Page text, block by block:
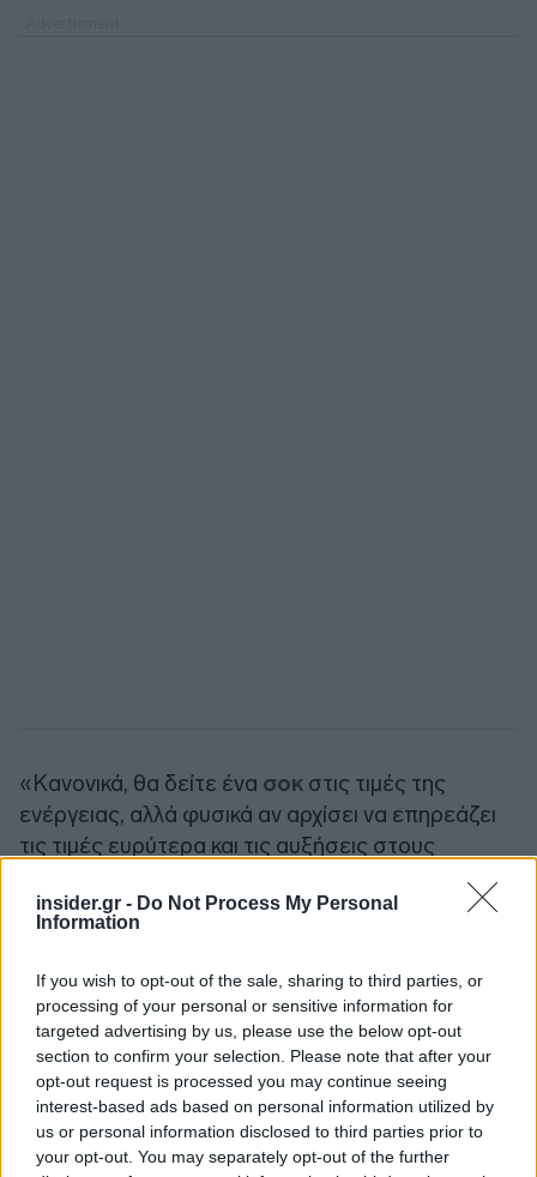
insider.gr - Do Not Process My Personal
Information
If you wish to opt-out of the sale, sharing to third parties, or
processing of your personal or sensitive information for
targeted advertising by us, please use the below opt-out
section to confirm your selection. Please note that after your
opt-out request is processed you may continue seeing
interest-based ads based on personal information utilized by
us or personal information disclosed to third parties prior to
your opt-out. You may separately opt-out of the further
«Κανονικά, θα δείτε ένα σοκ στις τιμές της
ενέργειας, αλλά φυσικά αν αρχίσει να επηρεάζει
τις τιμές ευρύτερα και τις αυξήσεις στους
, τότε οι
κεντρικές τράπεζες θα πρέπει να αναλάβουν
οικονομίας είναι κάπως ασθενέστερες»,
κατέληξε.
Ακολουθήστε τοinsider.gr στο Google Newsκαι μάθετε
πρώτοι όλες τις ειδήσειςαπό την Ελλάδα και τον κόσμο.